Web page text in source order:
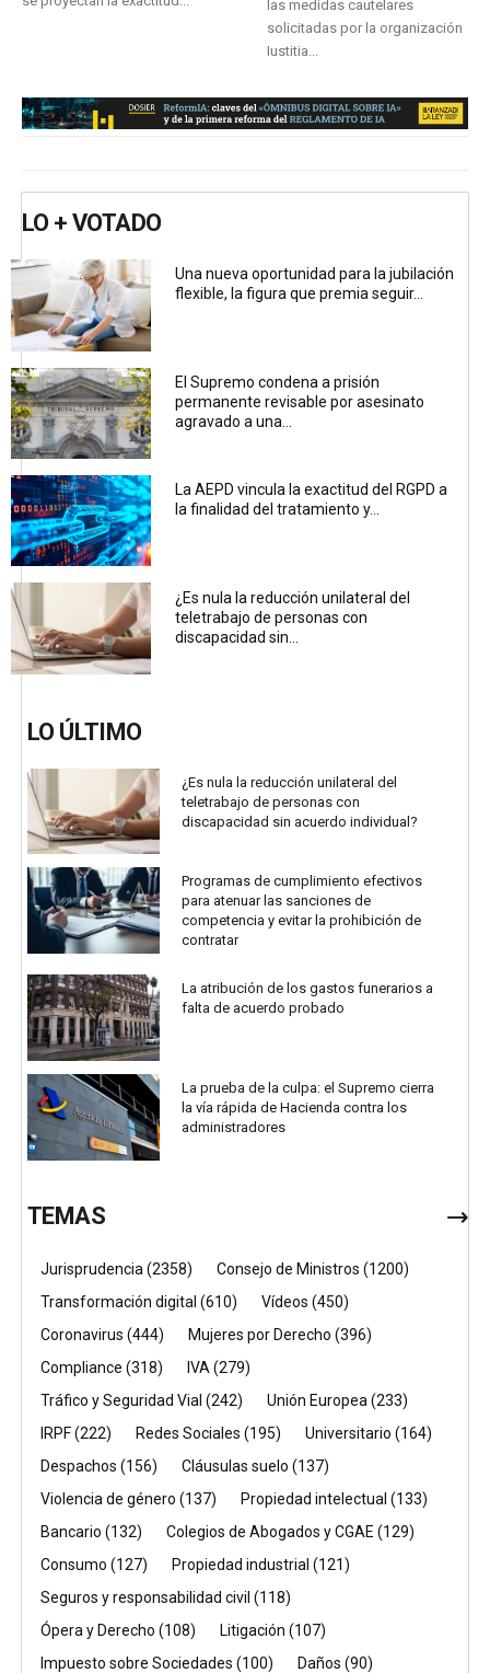
las medidas cautelares
solicitadas por la organización
Iustitia...
LO + VOTADO
Una nueva oportunidad para la jubilación
flexible, la figura que premia seguir...
El Supremo condena a prisión
permanente revisable por asesinato
agravado a una...
La AEPD vincula la exactitud del RGPD a
la finalidad del tratamiento y...
¿Es nula la reducción unilateral del
teletrabajo de personas con
discapacidad sin...
LO ÚLTIMO
¿Es nula la reducción unilateral del
teletrabajo de personas con
discapacidad sin acuerdo individual?
Programas de cumplimiento efectivos
para atenuar las sanciones de
competencia y evitar la prohibición de
contratar
La atribución de los gastos funerarios a
falta de acuerdo probado
La prueba de la culpa: el Supremo cierra
la vía rápida de Hacienda contra los
administradores
TEMAS
Jurisprudencia (2358) Consejo de Ministros (1200)
Transformación digital (610) Vídeos (450)
Coronavirus (444) Mujeres por Derecho (396)
Compliance (318) IVA (279)
Tráfico y Seguridad Vial (242) Unión Europea (233)
IRPF(222) Redes Sociales (195) Universitario (164)
Despachos (156) Cláusulas suelo (137)
Violencia de género (137) Propiedad intelectual (133)
Bancario (132) Colegios de Abogados y CGAE (129)
Consumo (127) Propiedad industrial (121)
Seguros y responsabilidad civil (118)
Ópera y Derecho (108) Litigación (107)
Impuesto sobre Sociedades (100) Daños (90)